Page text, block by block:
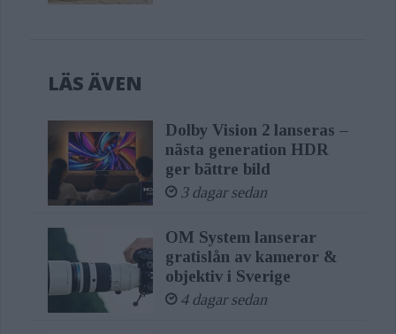
LÄS ÄVEN
Dolby Vision 2 lanseras –
nästa generation HDR
ger bättre bild
3 dagar sedan
OM System lanserar
gratislån av kameror &
objektiv i Sverige
4 dagar sedan